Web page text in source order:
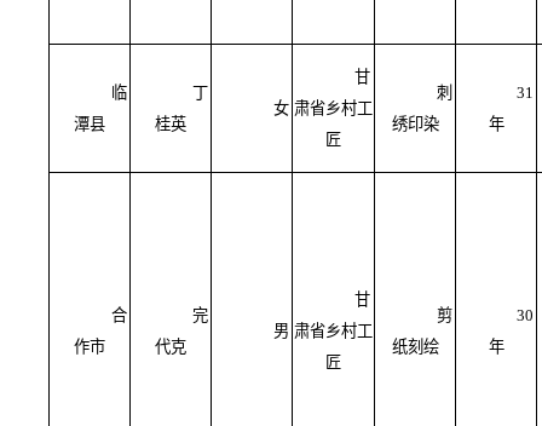
临
潭县
丁
桂英
女
甘
肃省乡村工
匠
刺
绣印染
31
年
合
作市
完
代克
男
甘
肃省乡村工
匠
剪
纸刻绘
30
年